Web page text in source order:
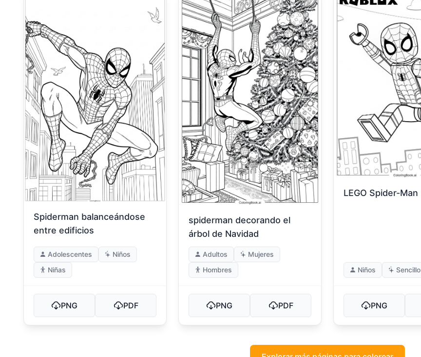
Spiderman balanceándose
entre edificios
Adolescentes
Niños
Niñas
PNG PDF
spiderman decorando el
árbol de Navidad
Adultos
Mujeres
Hombres
PNG PDF
LEGO Spider-Man
Niños Sencillo
PNG